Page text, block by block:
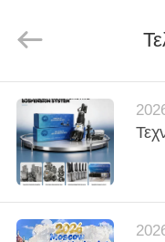
ΣΠΊΤΙ
ΠΡΟΪΌΝΤΑ
ΒΊΝΤΕΟ
parts
co.ltd.
Reserved.